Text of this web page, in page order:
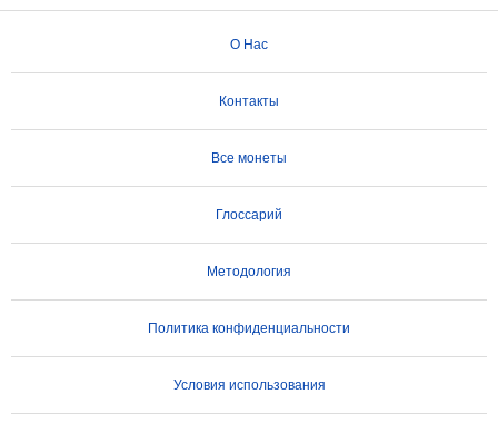
О Нас
Контакты
Все монеты
Глоссарий
Методология
Политика конфиденциальности
Условия использования